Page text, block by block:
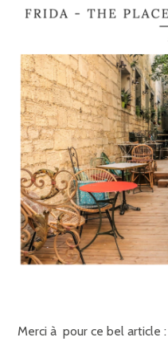
Merci à pour ce bel article :